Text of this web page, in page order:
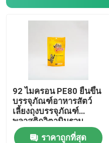
เกี่ยวกับเรา
ทัวร์โรงงาน
ควบคุมคุณภาพ
ติดต่อเรา
ข่าว
92 ไมครอน PE80 ยืนขึ้น
บรรจุภัณฑ์อาหารสัตว์
เลี้ยงถุงบรรจุภัณฑ์
พลาสติกวิตามินรวม
อาหารแมว
ราคาถูกที่สุด